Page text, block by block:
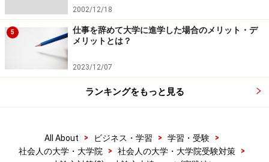
2002/12/18
5
仕事を辞めて大学に進学した場合のメリット・デ
メリットとは？
2023/12/07
ランキングをもっと見る
All About > ビジネス・学習 > 学習・受験
>
社会人の大学・大学院
> 社会人の大学・大学院受験対策
>